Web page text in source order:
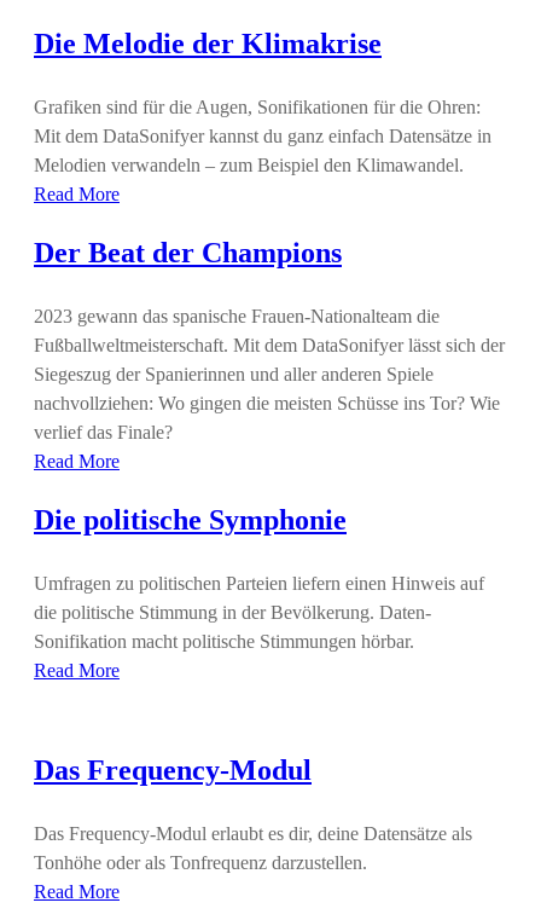
Die Melodie der Klimakrise
Grafiken sind für die Augen, Sonifikationen für die Ohren:
Mit dem DataSonifyer kannst du ganz einfach Datensätze in
Melodien verwandeln – zum Beispiel den Klimawandel.
Read More
Der Beat der Champions
2023 gewann das spanische Frauen-Nationalteam die
Fußballweltmeisterschaft. Mit dem DataSonifyer lässt sich der
Siegeszug der Spanierinnen und aller anderen Spiele
nachvollziehen: Wo gingen die meisten Schüsse ins Tor? Wie
verlief das Finale?
Read More
Die politische Symphonie
Umfragen zu politischen Parteien liefern einen Hinweis auf
die politische Stimmung in der Bevölkerung. Daten-
Sonifikation macht politische Stimmungen hörbar.
Read More
Das Frequency-Modul
Das Frequency-Modul erlaubt es dir, deine Datensätze als
Tonhöhe oder als Tonfrequenz darzustellen.
Read More